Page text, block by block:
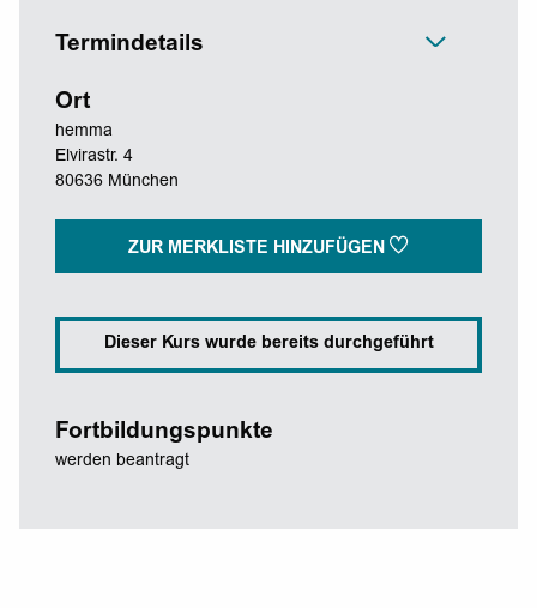
Termindetails
Ort
hemma
Elvirastr. 4
80636 München
ZUR MERKLISTE HINZUFÜGEN
Dieser Kurs wurde bereits durchgeführt
Fortbildungspunkte
werden beantragt